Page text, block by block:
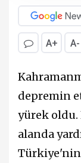
A+ A-
depremin
yürek oldu.
alanda